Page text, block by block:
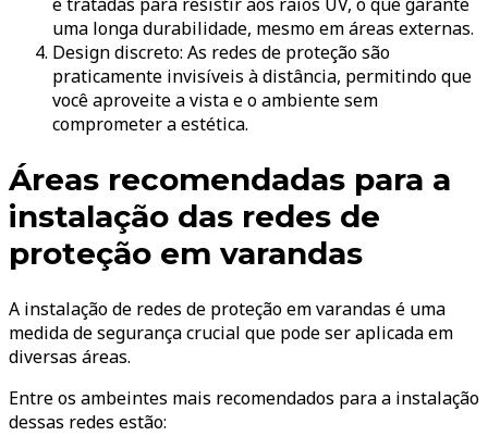
uma longa durabilidade, mesmo em áreas externas.
Design discreto: As redes de proteção são
praticamente invisíveis à distância, permitindo que
você aproveite a vista e o ambiente sem
comprometer a estética.
Áreas recomendadas para a
instalação das redes de
proteção em varandas
A instalação de redes de proteção em varandas é uma
medida de segurança crucial que pode ser aplicada em
diversas áreas.
Entre os ambeintes mais recomendados para a instalação
dessas redes estão: